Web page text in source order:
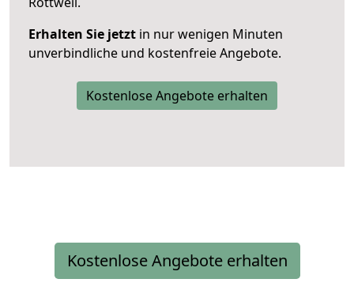
Erhalten Sie jetzt in nur wenigen Minuten
unverbindliche und kostenfreie Angebote.
Kostenlose Angebote erhalten
Kostenlose Angebote erhalten